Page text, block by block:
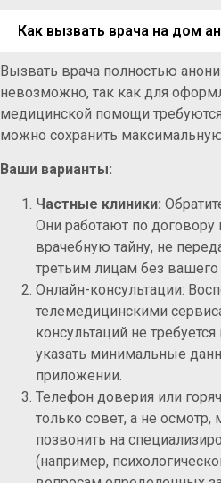
Как вызвать врача на дом
Вызвать врача полностью
невозможно, так как для
медицинской помощи
можно сохранить
Ваши варианты:
Частные клиники:
Они работают по договору
врачебную тайну, не
третьим лицам без вашего
Онлайн-консультации:
телемедицинскими
консультаций не требуется
указать минимальные
приложении.
Телефон доверия или
только совет, а не
позвонить на
(например,